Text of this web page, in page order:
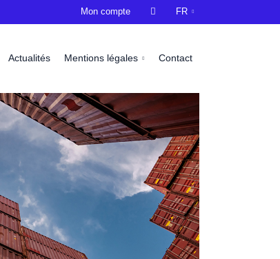
Actualités Mentions légales Contact
Mon compte  FR